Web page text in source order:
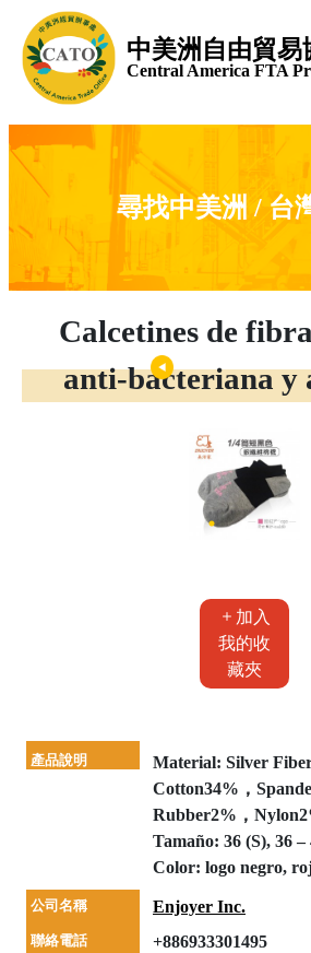
中美洲自由貿易
Central America FTA
尋找中美洲 / 台
Calcetines de
anti-bacteriana y
加入
我的收
藏夾
產品說明
Material: Silver
Cotton34%，
Rubber2%，
Tamaño: 36 (S), 36
Color: logo negro,
公司名稱 Enjoyer Inc.
聯絡電話 +886933301495